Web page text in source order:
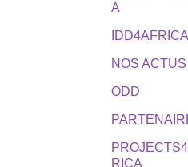
A
NOS ACTUS
ODD
RICA